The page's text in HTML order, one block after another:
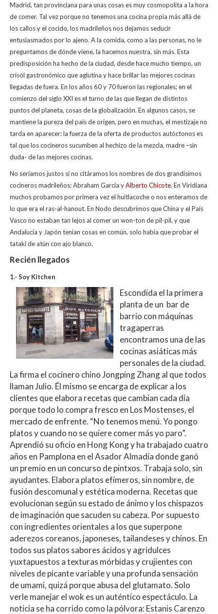
at
s
A
p
p
e
b
o
o
k
itt
er
m
p
ar
ti
r
Madrid, tan provinciana para unas cosas es muy cosmopolita a la hora
de comer. Tal vez porque no tenemos una cocina propia más allá de
los callos y el cocido, los madrileños nos dejamos seducir
entusiasmados por lo ajeno. A la comida, como a las personas, no le
preguntamos de dónde viene, la hacemos nuestra, sin más. Esta
predisposición ha hecho de la ciudad, desde hace mucho tiempo, un
crisol gastronómico que aglutina y hace brillar las mejores cocinas
llegadas de fuera. En los años 60 y 70 fueron las regionales; en el
comienzo del siglo XXI es el turno de las que llegan de distintos
puntos del planeta, cosas de la globalización. En algunos casos, se
mantiene la pureza del país de origen, pero en muchas, el mestizaje no
tarda en aparecer: la fuerza de la oferta de productos autóctonos es
tal que los cocineros sucumben al hechizo de la mezcla, madre –sin
duda- de las mejores cocinas.
No seríamos justos si no citáramos los nombres de dos grandísimos
cocineros madrileños: Abraham García yAlberto Chicote. En Viridiana
muchos probamos por primera vez el huitlacoche o nos enteramos de
lo que era el ras-al-hanout. En Nodo descubrimos que China y el País
Vasco no estaban tan lejos al comer un won-ton de pil-pil, y que
Andalucía y Japón tenían cosas en común, solo había que probar el
tataki de atún con ajo blanco.
Recién llegados
1.- Soy Kitchen
Escondida el la primera
planta de un bar de
barrio con máquinas
tragaperras
encontramos una de las
cocinas asiáticas más
personales de la ciudad.
La firma el cocinero chino Jongping Zhang al que todos
llaman Julio. Él mismo se encarga de explicar a los
clientes que elabora recetas que cambian cada día
porque todo lo compra fresco en Los Mostenses, el
mercado de enfrente. “No tenemos menú. Yo pongo
platos y cuando no se quiere comer más yo paro”.
Aprendió su oficio en Hong Kong y ha trabajado cuatro
años en Pamplona en el Asador Almadía donde ganó
un premio en un concurso de pintxos. Trabaja solo, sin
ayudantes. Elabora platos efímeros, sin nombre, de
fusión descomunal y estética moderna. Recetas que
evolucionan según su estado de ánimo y los chispazos
de imaginación que sacuden su cabeza. Por supuesto
con ingredientes orientales a los que superpone
aderezos coreanos, japoneses, tailandeses y chinos. En
todos sus platos sabores ácidos y agridulces
yuxtapuestos a texturas mórbidas y crujientes con
niveles de picante variable y una profunda sensación
de umami, quizá porque abusa del glutamato. Solo
verle manejar el wok es un auténtico espectáculo. La
noticia se ha corrido como la pólvora: Estanis Carenzo